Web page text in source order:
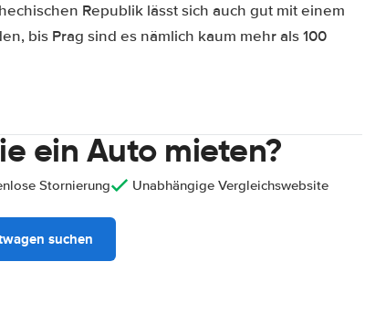
Republik lässt sich auch gut mit einem
bis Prag sind es nämlich kaum mehr als 100
ein Auto mieten?
Stornierung Unabhängige Vergleichswebsite
suchen